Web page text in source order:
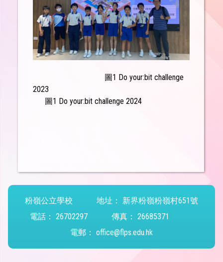
圖1 Do your:bit challenge
2023
圖1 Do your:bit challenge 2024
粉嶺公立學校 地址：
新界粉嶺粉嶺村651號
電話： 26702297 傳真： 26685371
電郵： office@flps.edu.hk